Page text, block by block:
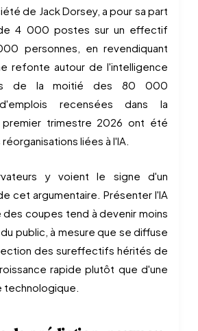
de Jack Dorsey, a pour sa part
4 000 postes sur un effectif
personnes, en revendiquant
refonte autour de l'intelligence
de la moitié des 80 000
recensées dans la
premier trimestre 2026 ont été
liées à l'IA.
y voient le signe d'un
cet argumentaire. Présenter l'IA
des coupes tend à devenir moins
public, à mesure que se diffuse
des sureffectifs hérités de
rapide plutôt que d'une
technologique.